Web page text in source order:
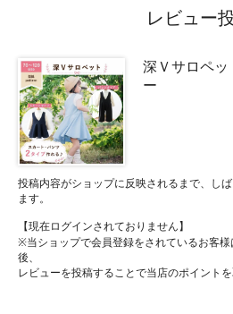
レビュー
深Ｖサロペッ
ー
投稿内容がショップに反映されるまで、し
ます。
【現在ログインされておりません】
※当ショップで会員登録をされているお客
後、
レビューを投稿することで当店のポイント